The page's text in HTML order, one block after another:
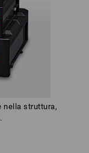
nella struttura,